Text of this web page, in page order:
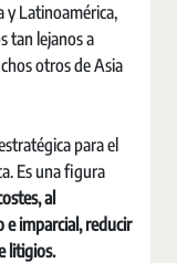
y Latinoamérica,
tan lejanos a
otros de Asia
para el
Es una figura
al
imparcial, reducir
litigios.